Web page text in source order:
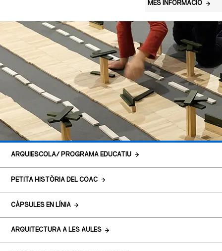
MÉS INFORMACIÓ
ARQUIESCOLA/ PROGRAMA EDUCATIU
PETITA HISTÒRIA DEL COAC
CÀPSULES EN LÍNIA
ARQUITECTURA A LES AULES